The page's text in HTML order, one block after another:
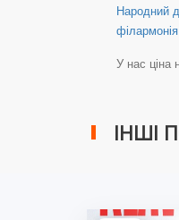
Народний
У нас ціна
ІНШІ